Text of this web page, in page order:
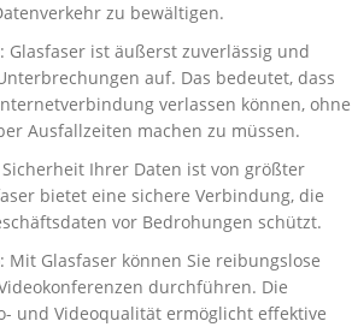
zu bewältigen.
Glasfaser ist äußerst zuverlässig und
auf. Das bedeutet, dass
verlassen können, ohne
Ausfallzeiten machen zu müssen.
Ihrer Daten ist von größter
bietet eine sichere Verbindung, die
vor Bedrohungen schützt.
Mit Glasfaser können Sie reibungslose
durchführen. Die
und Videoqualität ermöglicht effektive